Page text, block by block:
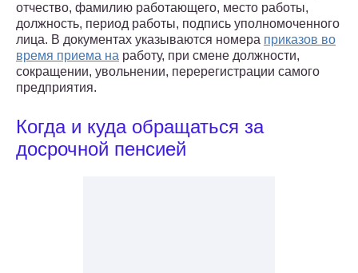
отчество, фамилию работающего, место работы,
должность, период работы, подпись уполномоченного
лица. В документах указываются номера приказов во
время приема на работу, при смене должности,
сокращении, увольнении, перерегистрации самого
предприятия.
Когда и куда обращаться за
досрочной пенсией